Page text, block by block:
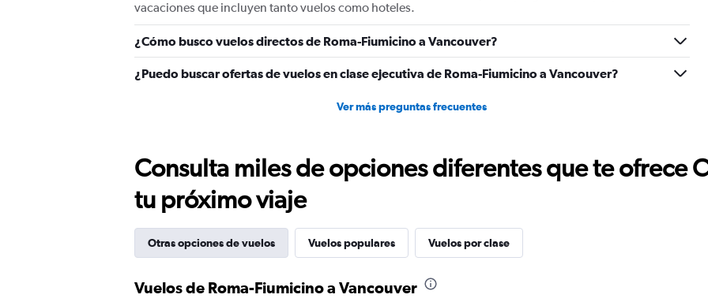
0
to
1500.
vacaciones que incluyen tanto vuelos como hoteles.
¿Cómo busco vuelos directos de Roma-Fiumicino a Vancouver?
¿Puedo buscar ofertas de vuelos en clase ejecutiva de Roma-Fiumicino a Vancouver?
Ver más preguntas frecuentes
Consulta miles de opciones diferentes que te ofrece
tu próximo viaje
Otras opciones de vuelos Vuelos populares Vuelos por clase
Vuelos de Roma-Fiumicino a Vancouver